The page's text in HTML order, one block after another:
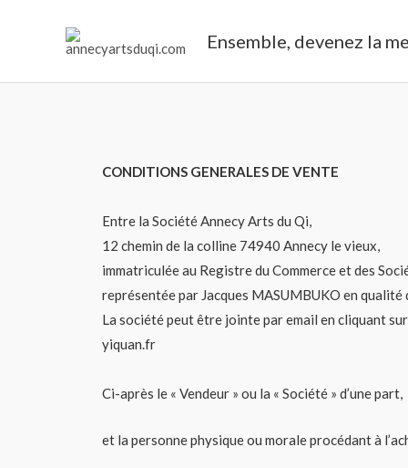
Ensemble, devenez la
CONDITIONS GENERALES DE VENTE
Entre la Société Annecy Arts du Qi,
12 chemin de la colline 74940 Annecy le vieux,
immatriculée au Registre du Commerce et des
représentée par Jacques MASUMBUKO en
La société peut être jointe par email en cliquant
yiquan.fr
Ci-après le « Vendeur » ou la « Société » d’une part,
et la personne physique ou morale procédant à